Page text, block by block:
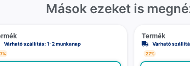
Mások ezeket is
Várható szállítás: 1-2 munkanap
Termék
Várható
27%